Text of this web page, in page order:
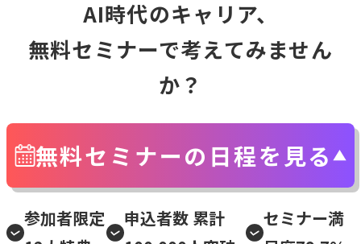
AI時代のキャリア、
無料セミナーで考えてみません
か？
無料セミナーの日程を見る
参加者限定
申込者数 累計
セミナー満